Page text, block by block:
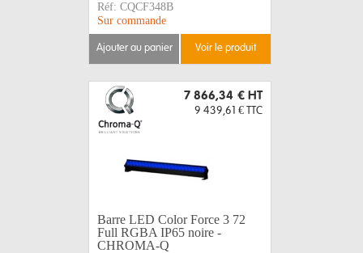
Réf: CQCF348B
Sur commande
ajouter au panier voir le produit
7 866,34 € HT
9 439,61 € TTC
Barre LED Color Force 3 72
Full RGBA IP65 noire -
CHROMA-Q